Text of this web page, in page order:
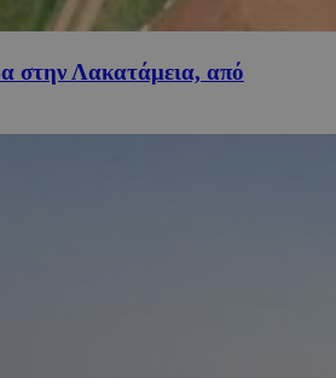
στην Λακατάμεια, από